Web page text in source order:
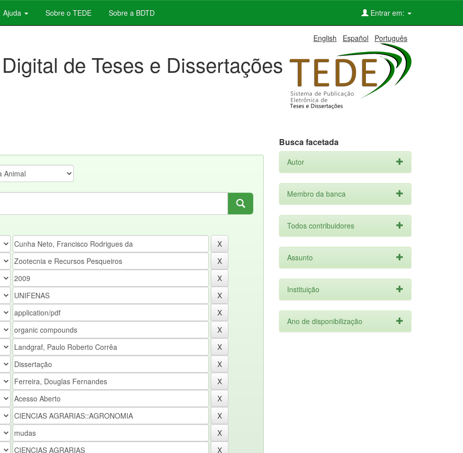
Ajuda Sobre o TEDE Sobre a BDTD Entrar em:
English Español Português
de Teses e Dissertações
Busca facetada
Autor
Membro da banca
Todos contribuidores
Assunto
Instituição
Ano de disponibilização